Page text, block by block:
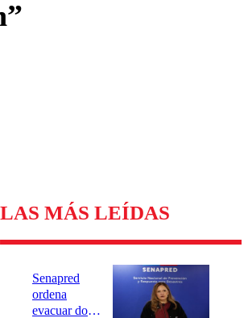
LAS MÁS LEÍDAS
Senapred
ordena
evacuar dos